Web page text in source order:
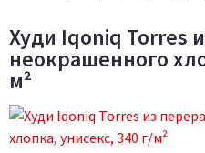
Худи Iqoniq Torres
неокрашенного
м²